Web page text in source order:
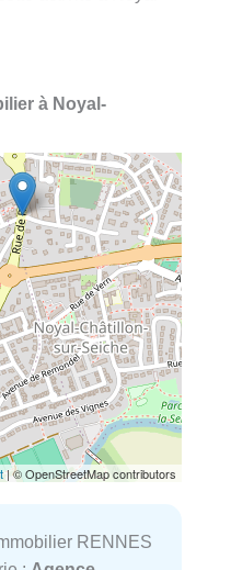
à Noyal-
| © OpenStreetMap contributors
RENNES